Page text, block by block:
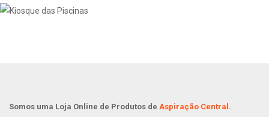
Somos uma Loja Online de Produtos de Aspiração Central.